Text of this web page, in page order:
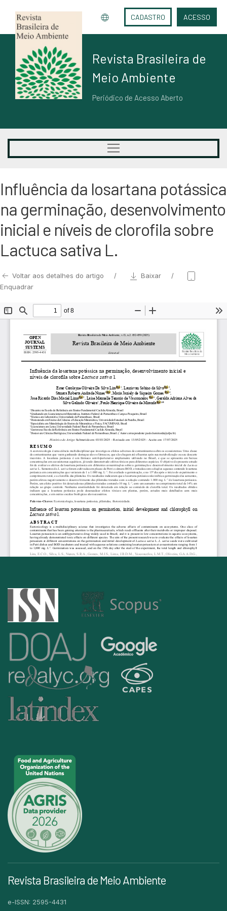
CADASTRO ACESSO
Revista Brasileira de
Meio Ambiente
Periódico de Acesso Aberto
Influência da losartana potássica
na germinação, desenvolvimento
inicial e níveis de clorofila sobre
Lactuca sativa L.
Voltar aos detalhes do artigo
Baixar
Enquadrar
Revista Brasileira de Meio Ambiente
e-ISSN: 2595-4431